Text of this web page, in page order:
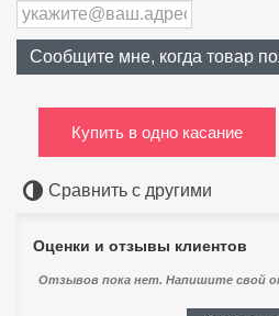
Сообщите мне, когда товар
Купить в одно касание
Сравнить с другими
Оценки и отзывы клиентов
Отзывов пока нет. Напишите свой